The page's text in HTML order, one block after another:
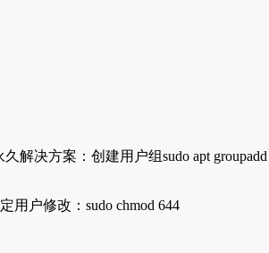
解决方案：创建用户组sudo apt groupadd
用户修改：sudo chmod 644